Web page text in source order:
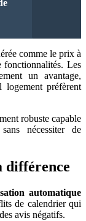
comme le prix à
fonctionnalités. Les
un avantage,
logement préfèrent
robuste capable
nécessiter de
différence
automatique
de calendrier qui
avis négatifs.